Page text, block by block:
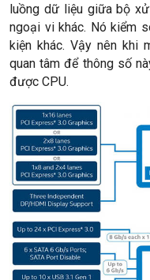
luồng dữ liệu giữa bộ
ngoại vi khác. Nó kiểm
kiện khác. Vậy nên khi
quan tâm để thông số
được CPU.